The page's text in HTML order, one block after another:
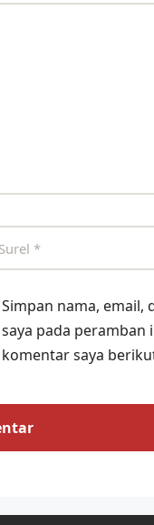
Simpan nama, email,
saya pada peramban
komentar saya